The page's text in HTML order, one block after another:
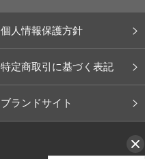
個人情報保護方針
特定商取引に基づく表記
ブランドサイト